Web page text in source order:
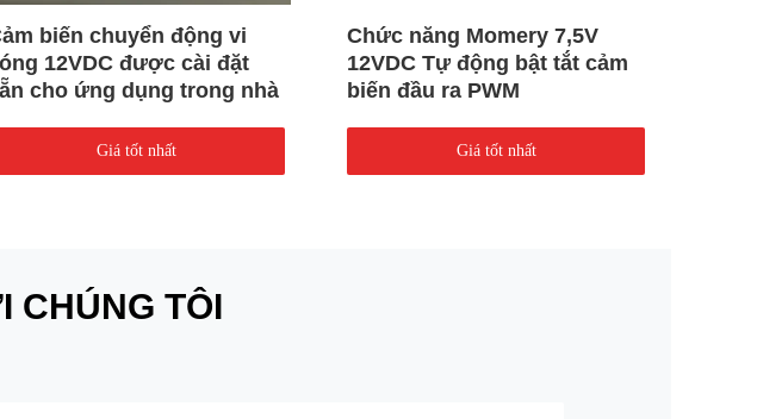
biến chuyển động vi
12VDC được cài đặt
cho ứng dụng trong nhà
Giá tốt nhất
Chức năng Momery 7,5V
12VDC Tự động bật tắt cảm
biến đầu ra PWM
Giá tốt nhất
CHÚNG TÔI